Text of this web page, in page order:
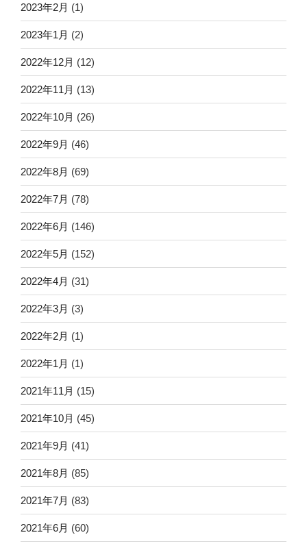
2023年2月 (1)
2023年1月 (2)
2022年12月 (12)
2022年11月 (13)
2022年10月 (26)
2022年9月 (46)
2022年8月 (69)
2022年7月 (78)
2022年6月 (146)
2022年5月 (152)
2022年4月 (31)
2022年3月 (3)
2022年2月 (1)
2022年1月 (1)
2021年11月 (15)
2021年10月 (45)
2021年9月 (41)
2021年8月 (85)
2021年7月 (83)
2021年6月 (60)